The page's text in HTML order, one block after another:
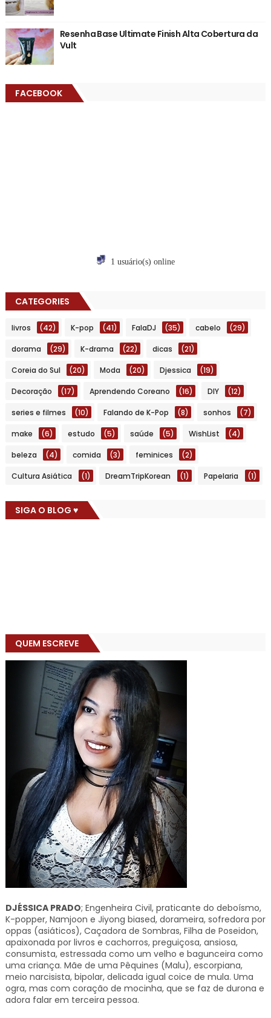
Resenha Base Ultimate Finish Alta Cobertura da
Vult
FACEBOOK
1 usuário(s) online
CATEGORIES
livros (42) K-pop (41) FalaDJ (35) cabelo (29)
dorama (29) K-drama (22) dicas (21)
Coreia do Sul (20) Moda (20) Djessica (19)
Decoração (17) Aprendendo Coreano (16) DIY (12)
series e filmes (10) Falando de K-Pop (8) sonhos (7)
make (6) estudo (5) saúde (5) WishList (4)
beleza (4) comida (3) feminices (2)
Cultura Asiática (1) DreamTripKorean (1) Papelaria (1)
SIGA O BLOG ♥
QUEM ESCREVE
DJÉSSICA PRADO; Engenheira Civil, praticante do deboísmo,
K-popper, Namjoon e Jiyong biased, dorameira, sofredora por
oppas (asiáticos), Caçadora de Sombras, Filha de Poseidon,
apaixonada por livros e cachorros, preguiçosa, ansiosa,
consumista, estressada como um velho e bagunceira como
uma criança. Mãe de uma Pêquines (Malu), escorpiana,
meio narcisista, bipolar, delicada igual coice de mula. Uma
ogra, mas com coração de mocinha, que se faz de durona e
adora falar em terceira pessoa.